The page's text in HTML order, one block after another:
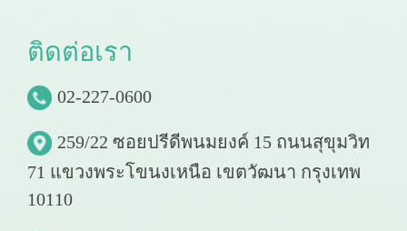
ติดต่อเรา
02-227-0600
259/22 ซอยปรีดีพนมยงค์ 15 ถนนสุขุมวิท
71 แขวงพระโขนงเหนือ เขตวัฒนา กรุงเทพ
10110